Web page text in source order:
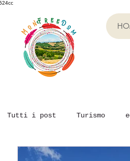
Tutti i post Turismo
Evento Monfreedom